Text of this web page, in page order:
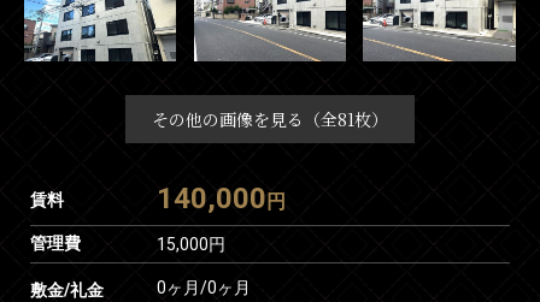
その他の画像を見る（全81枚）
賃料 140,000 円
管理費 15,000円
敷金/礼金 0ヶ月/0ヶ月